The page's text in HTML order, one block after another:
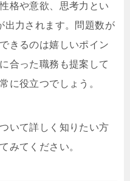
格や意欲、思考力とい
出力されます。問題数が
きるのは嬉しいポイン
合った職務も提案して
に役立つでしょう。
いて詳しく知りたい方
みてください。